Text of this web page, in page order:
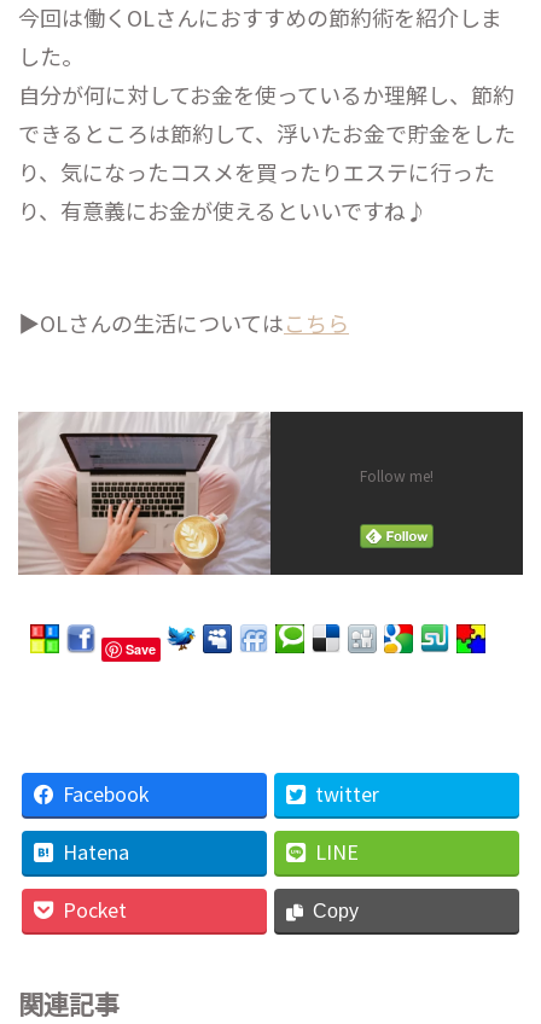
今回は働くOLさんにおすすめの節約術を紹介しま
した。
自分が何に対してお金を使っているか理解し、節約
できるところは節約して、浮いたお金で貯金をした
り、気になったコスメを買ったりエステに行った
り、有意義にお金が使えるといいですね♪
▶︎OLさんの生活についてはこちら
Follow me!
Save
Facebook
twitter
Hatena
LINE
Pocket
Copy
関連記事